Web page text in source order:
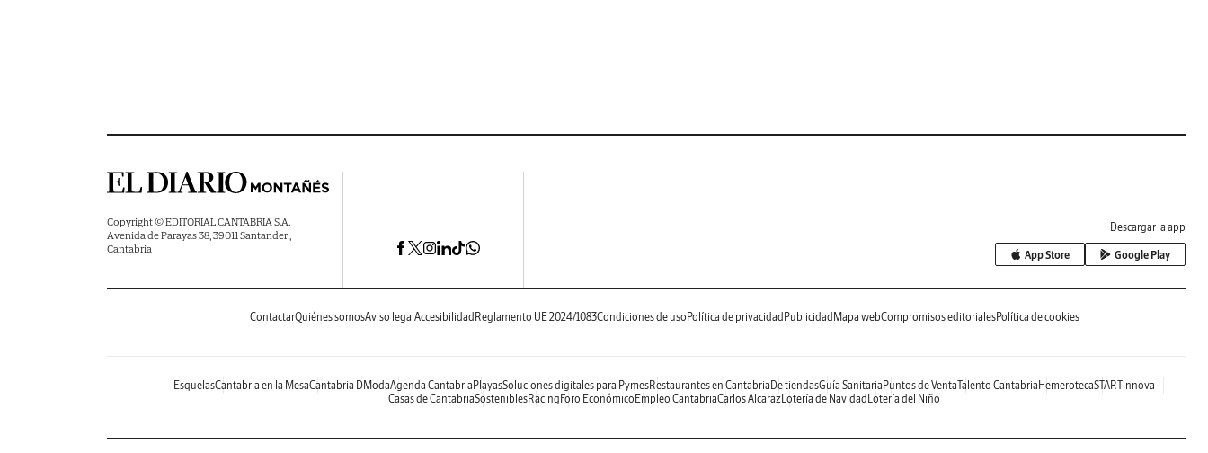
Copyright © EDITORIAL CANTABRIA S.A.
Avenida de Parayas 38, 39011 Santander ,
Cantabria
Descargar la app
App Store Google Play
ContactarQuiénes somosAviso legal Accesibilidad Reglamento UE 2024/1083Condiciones de uso Política de privacidad Publicidad Mapa webCompromisos editorialesPolítica de cookies
EsquelasCantabria en la MesaCantabria DModaAgenda Cantabria PlayasSoluciones digitales para PymesRestaurantes en Cantabria De tiendasGuía Sanitaria Puntos de VentaTalento Cantabria HemerotecaSTARTinnova
Casas de CantabriaSosteniblesRacing Foro Económico Empleo CantabriaCarlos AlcarazLotería de Navidad Lotería del Niño